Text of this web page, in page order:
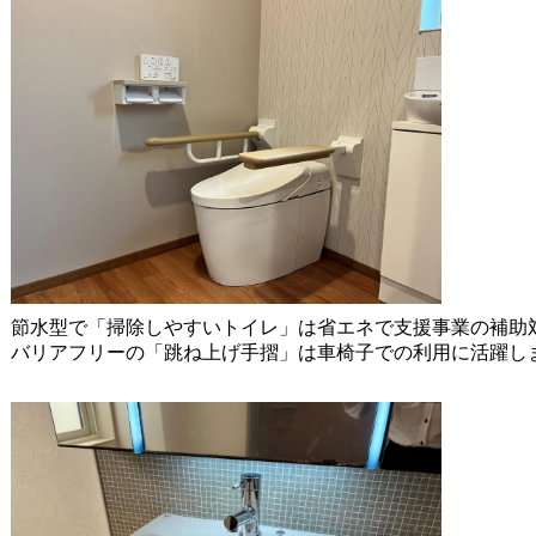
節水型で「掃除しやすいトイレ」は省エネで支援事業の補助
バリアフリーの「跳ね上げ手摺」は車椅子での利用に活躍し